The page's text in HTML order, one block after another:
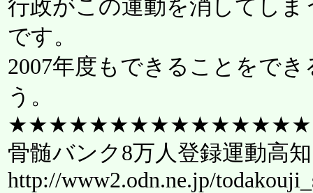
行政がこの運動を消してし
です。
2007年度もできることをで
う。
骨髄バンク8万人登録運動高知
http://www2.odn.ne.jp/